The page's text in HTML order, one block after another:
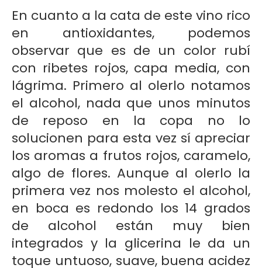
En cuanto a la cata de este vino rico
en antioxidantes, podemos
observar que es de un color rubí
con ribetes rojos, capa media, con
lágrima. Primero al olerlo notamos
el alcohol, nada que unos minutos
de reposo en la copa no lo
solucionen para esta vez sí apreciar
los aromas a frutos rojos, caramelo,
algo de flores. Aunque al olerlo la
primera vez nos molesto el alcohol,
en boca es redondo los 14 grados
de alcohol están muy bien
integrados y la glicerina le da un
toque untuoso, suave, buena acidez